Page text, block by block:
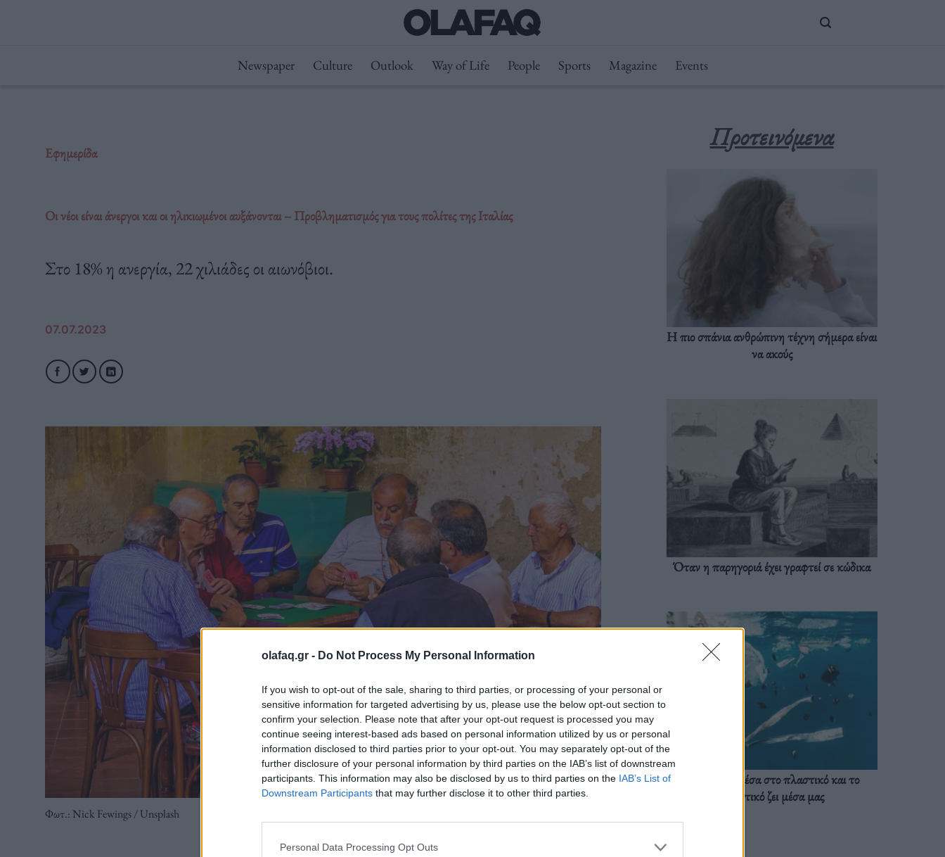
olafaq.gr - Do Not Process My Personal Information
If you wish to opt-out of the sale, sharing to third parties, or processing of your personal or
sensitive information for targeted advertising by us, please use the below opt-out section to
confirm your selection. Please note that after your opt-out request is processed you may
continue seeing interest-based ads based on personal information utilized by us or personal
information disclosed to third parties prior to your opt-out. You may separately opt-out of the
further disclosure of your personal information by third parties on the IAB’s list of downstream
participants. This information may also be disclosed by us to third parties on the IAB’s List of
Downstream Participants that may further disclose it to other third parties.
Personal Data Processing Opt Outs
Newspaper Culture Outlook Way of Life People Sports Magazine Events
Εφημερίδα
Οι νέοι είναι άνεργοι και οι ηλικιωμένοι αυξάνονται – Προβληματισμός για τους πολίτες της Ιταλίας
Στο 18% η ανεργία, 22 χιλιάδες οι αιωνόβιοι.
07.07.2023
Φωτ.: Nick Fewings / Unsplash
Προτεινόμενα
Η πιο σπάνια ανθρώπινη τέχνη σήμερα είναι
να ακούς
Όταν η παρηγοριά έχει γραφτεί σε κώδικα
Ζούμε ήδη μέσα στο πλαστικό και το
πλαστικό ζει μέσα μας